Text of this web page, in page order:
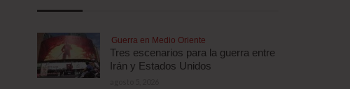
Guerra en Medio Oriente
Tres escenarios para la guerra entre
Irán y Estados Unidos